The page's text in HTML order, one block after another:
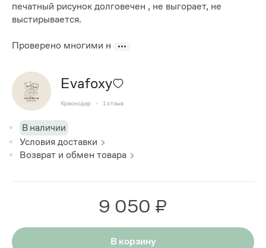
печатный рисунок долговечен , не выгорает, не
выстирывается.
Проверено многими н
Evafoxy
Краснодар 1 отзыв
В наличии
Условия доставки
Возврат и обмен товара
9 050 ₽
В корзину